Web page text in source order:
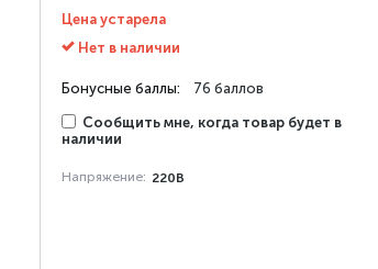
Цена устарела
Нет в наличии
Бонусные баллы: 76 баллов
Сообщить мне, когда товар будет в
наличии
Напряжение: 220В